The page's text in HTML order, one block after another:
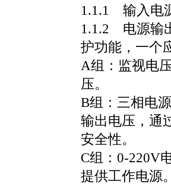
1.1.1 输入电
1.1.2 电源输
护功能，一个
A组：监视电
压。
B组：三相电
输出电压，通
安全性。
C组：0-220V
提供工作电源